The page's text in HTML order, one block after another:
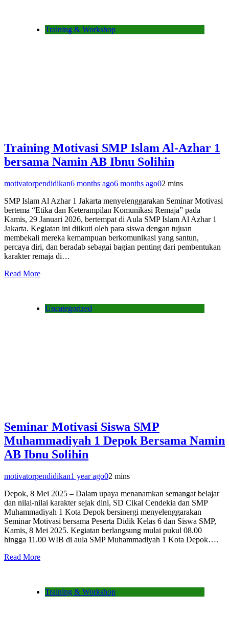
Training & Workshop
Training Motivasi SMP Islam Al-Azhar 1
bersama Namin AB Ibnu Solihin
motivatorpendidikan6 months ago6 months ago02 mins
SMP Islam Al Azhar 1 Jakarta menyelenggarakan Seminar Motivasi
bertema “Etika dan Keterampilan Komunikasi Remaja” pada
Kamis, 29 Januari 2026, bertempat di Aula SMP Islam Al Azhar 1
Jakarta. Kegiatan ini diikuti oleh para siswa dengan tujuan
membekali mereka kemampuan berkomunikasi yang santun,
percaya diri, dan beradab sebagai bagian penting dari pembentukan
karakter remaja di…
Read More
Uncategorized
Seminar Motivasi Siswa SMP
Muhammadiyah 1 Depok Bersama Namin
AB Ibnu Solihin
motivatorpendidikan1 year ago02 mins
Depok, 8 Mei 2025 – Dalam upaya menanamkan semangat belajar
dan nilai-nilai karakter sejak dini, SD Cikal Cendekia dan SMP
Muhammadiyah 1 Kota Depok bersinergi menyelenggarakan
Seminar Motivasi bersama Peserta Didik Kelas 6 dan Siswa SMP,
Kamis, 8 Mei 2025. Kegiatan berlangsung mulai pukul 08.00
hingga 11.00 WIB di aula SMP Muhammadiyah 1 Kota Depok….
Read More
Training & Workshop